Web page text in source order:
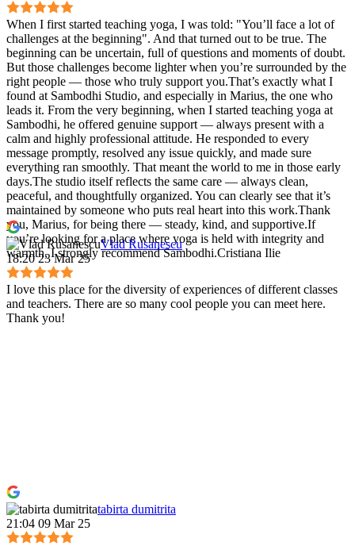
When I first started teaching yoga, I was told: "You’ll face a lot of
challenges at the beginning". And that turned out to be true. The
beginning can be uncertain, full of questions and moments of doubt.
But those challenges become lighter when you’re surrounded by the
right people — those who truly support you.That’s exactly what I
found at Sambodhi Studio, and especially in Marius, the one who
leads it. From the very beginning, when I started teaching yoga at
Sambodhi, he offered genuine support — always present with a
calm and highly professional attitude. He responded to every
message promptly, resolved any issue quickly, and made sure
everything ran smoothly. That meant the world to me in those early
days.The studio itself reflects the same care — always clean,
peaceful, and thoughtfully organized. You can clearly see that it’s
maintained by someone who puts real heart into this work.Thank
you, Marius, for being there — steady, kind, and supportive.If
you’re looking for a place where yoga is held with integrity and
warmth, I strongly recommend Sambodhi.Cristiana Ilie
Vlad Rusanescu
18:20 23 Mar 25
I love this place for the diversity of experiences of different classes
and teachers. There are so many cool people you can meet here.
Thank you!
tabirta dumitrita
21:04 09 Mar 25